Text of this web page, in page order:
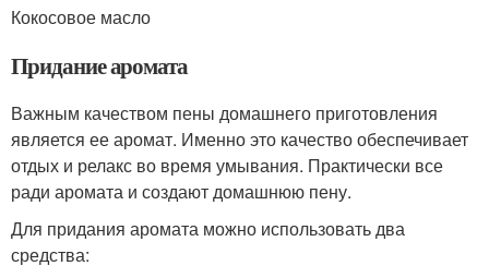
Кокосовое масло
Придание аромата
Важным качеством пены домашнего приготовления
является ее аромат. Именно это качество обеспечивает
отдых и релакс во время умывания. Практически все
ради аромата и создают домашнюю пену.
Для придания аромата можно использовать два
средства: